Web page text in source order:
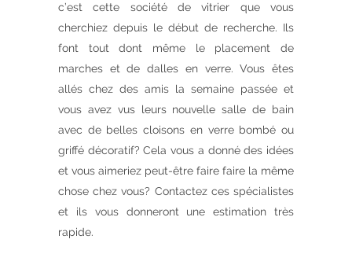
c’est cette société de vitrier que vous
cherchiez depuis le début de recherche. Ils
font tout dont même le placement de
marches et de dalles en verre. Vous êtes
allés chez des amis la semaine passée et
vous avez vus leurs nouvelle salle de bain
avec de belles cloisons en verre bombé ou
griffé décoratif? Cela vous a donné des idées
et vous aimeriez peut-être faire faire la même
chose chez vous? Contactez ces spécialistes
et ils vous donneront une estimation très
rapide.